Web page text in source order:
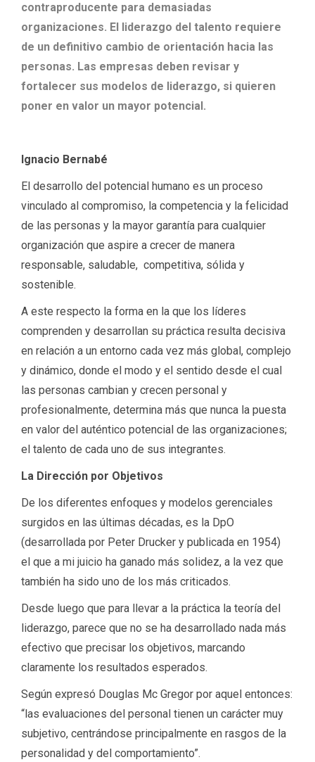
contraproducente para demasiadas
organizaciones. El liderazgo del talento requiere
de un definitivo cambio de orientación hacia las
personas. Las empresas deben revisar y
fortalecer sus modelos de liderazgo, si quieren
poner en valor un mayor potencial.
Ignacio Bernabé
El desarrollo del potencial humano es un proceso
vinculado al compromiso, la competencia y la felicidad
de las personas y la mayor garantía para cualquier
organización que aspire a crecer de manera
responsable, saludable, competitiva, sólida y
sostenible.
A este respecto la forma en la que los líderes
comprenden y desarrollan su práctica resulta decisiva
en relación a un entorno cada vez más global, complejo
y dinámico, donde el modo y el sentido desde el cual
las personas cambian y crecen personal y
profesionalmente, determina más que nunca la puesta
en valor del auténtico potencial de las organizaciones;
el talento de cada uno de sus integrantes.
La Dirección por Objetivos
De los diferentes enfoques y modelos gerenciales
surgidos en las últimas décadas, es la DpO
(desarrollada por Peter Drucker y publicada en 1954)
el que a mi juicio ha ganado más solidez, a la vez que
también ha sido uno de los más criticados.
Desde luego que para llevar a la práctica la teoría del
liderazgo, parece que no se ha desarrollado nada más
efectivo que precisar los objetivos, marcando
claramente los resultados esperados.
Según expresó Douglas Mc Gregor por aquel entonces:
“las evaluaciones del personal tienen un carácter muy
subjetivo, centrándose principalmente en rasgos de la
personalidad y del comportamiento”.